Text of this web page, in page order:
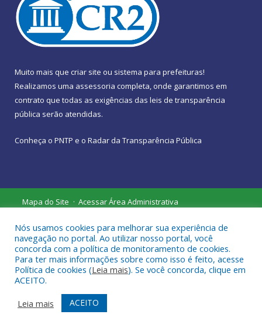
Muito mais que criar site ou sistema para prefeituras!
Realizamos uma assessoria completa, onde garantimos em
contrato que todas as exigências das leis de transparência
pública serão atendidas.
Conheça o PNTP e o Radar da Transparência Pública
Mapa do Site
Acessar Área Administrativa
Nós usamos cookies para melhorar sua experiência de
navegação no portal. Ao utilizar nosso portal, você
concorda com a política de monitoramento de cookies.
Para ter mais informações sobre como isso é feito, acesse
Política de cookies (Leia mais). Se você concorda, clique em
ACEITO.
Leia mais
ACEITO